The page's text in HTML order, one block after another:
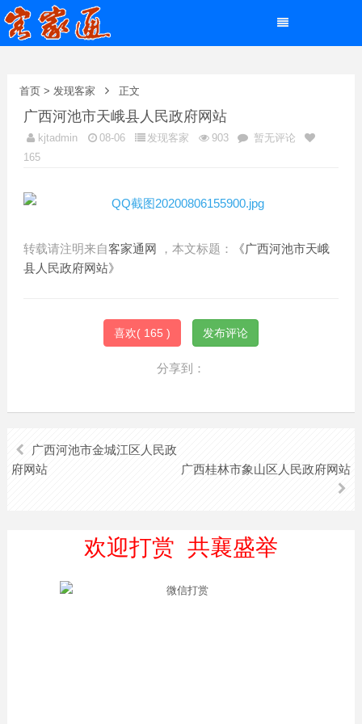
首页> 发现客家 正文
广西河池市天峨县人民政府网站
kjtadmin 08-06 发现客家 903
暂无评论
165
转载请注明来自客家通网 ，本文标题：
《广西河池市天峨
县人民政府网站》
喜欢( 165 ) 发布评论
分享到：
广西河池市金城江区人民政
府网站
广西桂林市象山区人民政府网站
欢迎打赏 共襄盛举